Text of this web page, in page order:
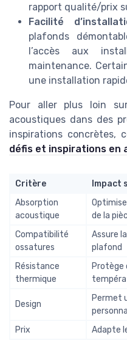
rapport qualité/prix
Facilité
plafonds
l’accès aux
maintenance.
une installation
Pour aller plus loin
acoustiques dans des
inspirations concrètes,
défis et inspirations en
Critère
Impact
Absorption
acoustique
de la
Compatibilité
ossatures
Assure
plafond
Résistance
thermique
Protège
Design
Permet
Prix
Adapte